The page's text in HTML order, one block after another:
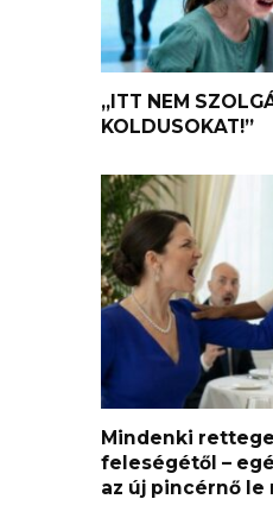
„ITT NEM
KOLDUSOKAT!”
Mindenki
feleségétől –
az új pincérnő le